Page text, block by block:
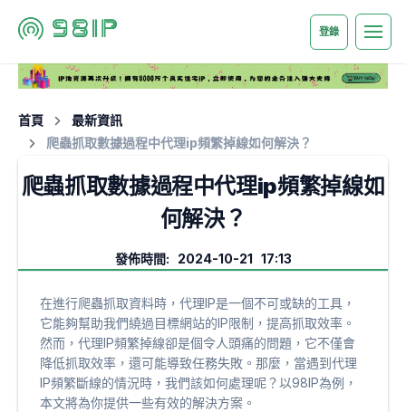
登錄
首頁
最新資訊
爬蟲抓取數據過程中代理ip頻繁掉線如何解決？
爬蟲抓取數據過程中代理ip頻繁掉線如
何解決？
發佈時間: 2024-10-21 17:13
在進行爬蟲抓取資料時，代理IP是一個不可或缺的工具，
它能夠幫助我們繞過目標網站的IP限制，提高抓取效率。
然而，代理IP頻繁掉線卻是個令人頭痛的問題，它不僅會
降低抓取效率，還可能導致任務失敗。那麼，當遇到代理
IP頻繁斷線的情況時，我們該如何處理呢？以98IP為例，
本文將為你提供一些有效的解決方案。